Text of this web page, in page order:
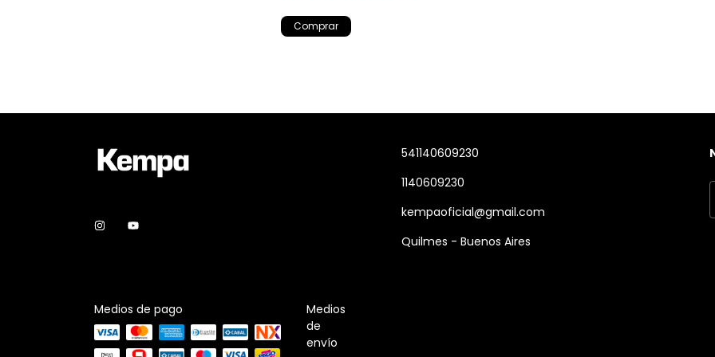
Comprar
541140609230
1140609230
kempaoficial@gmail.com
Quilmes - Buenos Aires
Medios de pago
Medios
de
envío